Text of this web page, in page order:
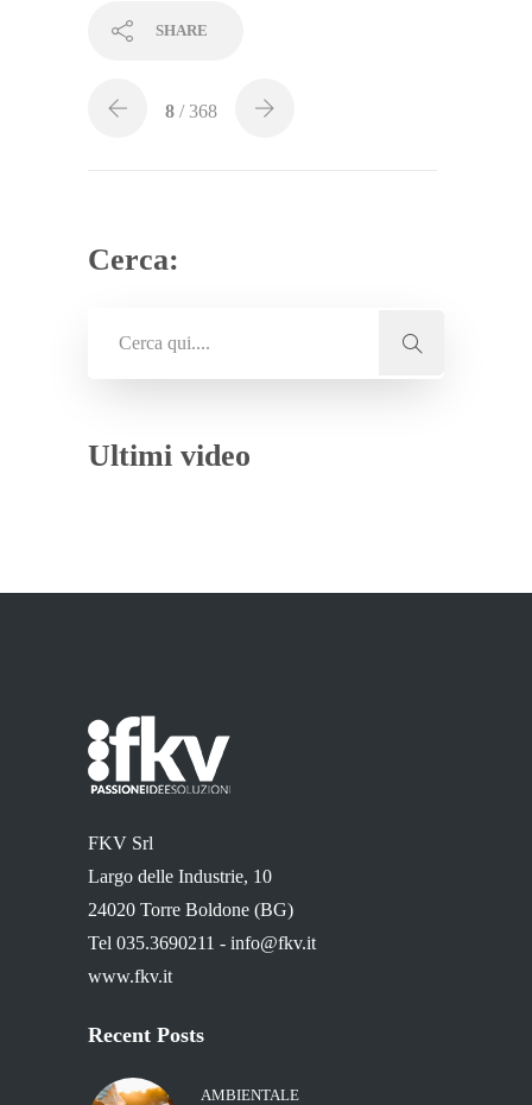
SHARE
8 / 368
Cerca:
Ultimi video
FKV Srl
Largo delle Industrie, 10
24020 Torre Boldone (BG)
Tel 035.3690211 - info@fkv.it
www.fkv.it
Recent Posts
AMBIENTALE